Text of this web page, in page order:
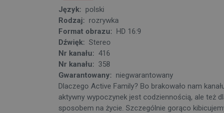
Język: polski
Rodzaj: rozrywka
Format obrazu: HD 16:9
Dźwięk: Stereo
Nr kanału: 416
Nr kanału: 358
Gwarantowany: niegwarantowany
Dlaczego Active Family? Bo brakowało nam
aktywny wypoczynek jest codziennością, ale też
sposobem na życie. Szczególnie gorąco